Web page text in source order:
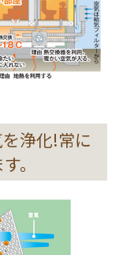
浄化!常に
。